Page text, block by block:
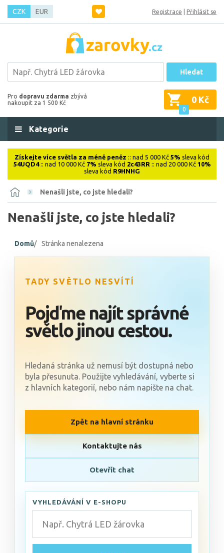
CZK EUR Registrace Přihlásit se
Hledat
Pro dopravu zdarma zbývá
nakoupit za 1 500 Kč
0
0 Kč
Kategorie
Získejte více světla za méně peněz :: nad 5 000 Kč 5% sleva kód
54UQD4:: nad 10 000 Kč 7% sleva kód 2c43RR :: nad 20 000 Kč 10%
sleva kód R9HNHG
Nenašli jste, co jste hledali?
Nenašli jste, co jste hledali?
Domů Stránka nenalezena
TADY SVĚTLO NESVÍTÍ
Pojďme najít správné
světlo jinou cestou.
Hledaná stránka už nemusí být dostupná nebo
byla přesunuta. Použijte vyhledávání, vyberte si
z hlavních kategorií, nebo nám napište na chat.
VYHLEDÁVÁNÍ V E-SHOPU
Zpět na hlavní stránku
Kontaktujte nás
Otevřít chat